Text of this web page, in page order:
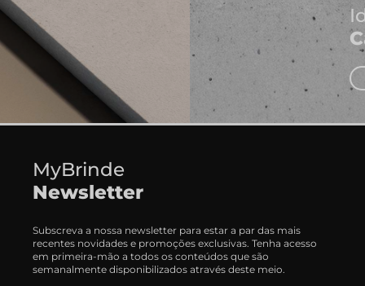
Cadernos e Blocos de Notas
EXPLORAR CADERNOS
MyBrinde
Newsletter
Subscreva a nossa newsletter para estar a par das mais
recentes novidades e promoções exclusivas. Tenha acesso
em primeira-mão a todos os conteúdos que são
semanalmente disponibilizados através deste meio.